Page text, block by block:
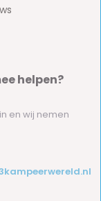
helpen?
en wij nemen